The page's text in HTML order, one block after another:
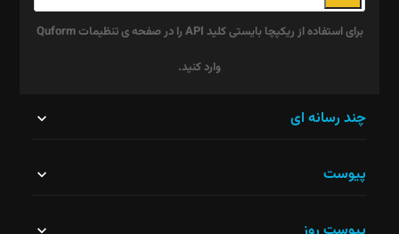
برای استفاده از ریکپچا بایستی کلید API را در صفحه ی تنظیمات Quform
وارد کنید.
نباید
چند رسانه ای
پیوست